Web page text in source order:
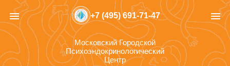
menu +7 (495) 691-71-47 menu
Московский Городской
Психоэндокринологический
Центр